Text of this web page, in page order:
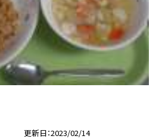
更新日 2023/02/14